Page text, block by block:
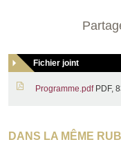
Fichier joint
Programme.pdf PDF,
DANS LA MÊME